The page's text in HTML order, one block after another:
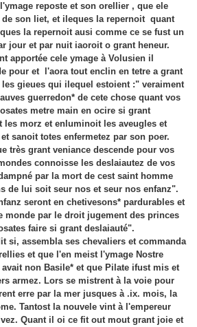
reposte et son orellier , que ele
son liet, et ileques la repernoit quant
la repernoit ausi comme ce se fust un
jour et par nuit iaoroit o grant heneur.
apportée cele ymage à Volusien il
pour et l'aora tout enclin en tetre a grant
gieues qui ilequel estoient :" veraiment
guerredon* de cete chose quant vos
metre main en ocire si grant
les morz et enluminoit les aveugles et
sanoit totes enfermetez par son poer.
très grant veniance descende pour vos
connoisse les deslaiautez de vos
par la mort de cest saint homme
de lui soit seur nos et seur nos enfanz".
seront en chetivesons* pardurables et
monde par le droit jugement des princes
faire si grant deslaiauté".
si, assembla ses chevaliers et commanda
et que l'en meist l'ymage Nostre
non Basile* et que Pilate ifust mis et
armez. Lors se mistrent à la voie pour
erre par la mer jusques à .ix. mois, la
Tantost la nouvele vint à l'empereur
Quant il oi ce fit out mout grant joie et